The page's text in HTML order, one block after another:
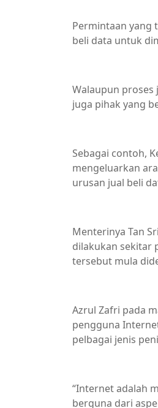
Permintaan yang
beli data untuk
Walaupun proses
juga pihak yang
Sebagai contoh,
mengeluarkan
urusan jual beli
Menterinya Tan
dilakukan sekitar
tersebut mula
Azrul Zafri pada
pengguna
pelbagai jenis
“Internet adalah
berguna dari